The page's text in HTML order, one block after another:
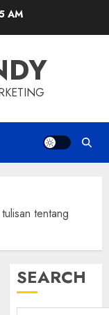
AM
tentang
SEARCH